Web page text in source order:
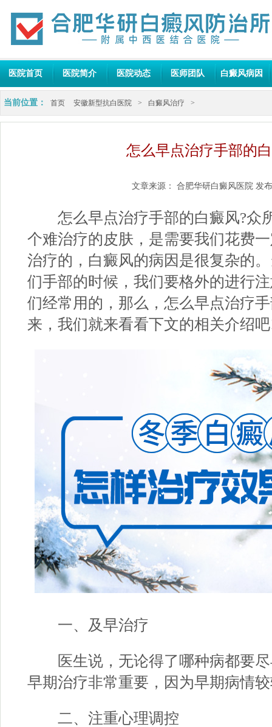
医院首页 医院简介 医院动态 医师团队 白癜风病因
当前位置： 首页 安徽新型抗白医院 > 白癜风治疗 >
怎么早点治疗手部的
文章来源： 合肥华研白癜风医院 发
怎么早点治疗手部的白癜风?众
个难治疗的皮肤，是需要我们花费
治疗的，白癜风的病因是很复杂的
们手部的时候，我们要格外的进行
们经常用的，那么，怎么早点治疗
来，我们就来看看下文的相关介绍
一、及早治疗
医生说，无论得了哪种病都要尽
早期治疗非常重要，因为早期病情
二、注重心理调控